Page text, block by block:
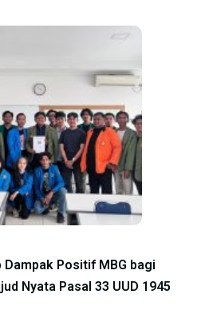
Positif MBG bagi
Nyata Pasal 33 UUD 1945